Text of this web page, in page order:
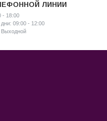
ЛИНИИ
- 18:00
09:00 - 12:00
Выходной